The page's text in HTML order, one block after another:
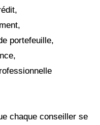
portefeuille,
chaque conseiller se